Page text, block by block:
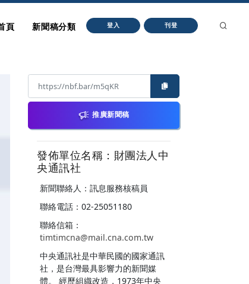
頁 新聞稿分類 登入 刊登
推廣新聞稿
發佈單位名稱：財團法人中
央通訊社
新聞聯絡人：訊息服務核稿員
聯絡電話：02-25051180
聯絡信箱：
timtimcna@mail.cna.com.tw
中央通訊社是中華民國的國家通訊
社，是台灣最具影響力的新聞媒
體。 經歷組織改造，1973年中央